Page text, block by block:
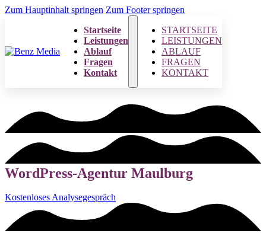
Zum Hauptinhalt springen Zum Footer springen
Startseite
Leistungen
Ablauf
Fragen
Kontakt
STARTSEITE
LEISTUNGEN
ABLAUF
FRAGEN
KONTAKT
WordPress-Agentur Maulburg
Kostenloses Analysegespräch